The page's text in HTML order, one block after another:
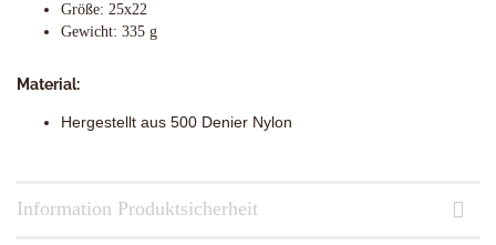
Größe: 25x22
Gewicht: 335 g
Material:
Hergestellt aus 500 Denier Nylon
Information Produktsicherheit